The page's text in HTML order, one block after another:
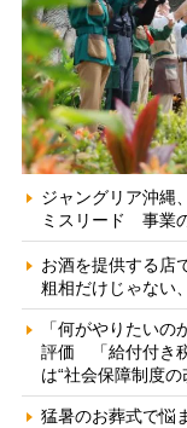
ジャングリア沖縄
ミスリード 事業
お酒を提供する店
粗相だけじゃない
「何がやりたい
評価 「給付付き
は“社会保障制度
猛暑のお葬式で悩